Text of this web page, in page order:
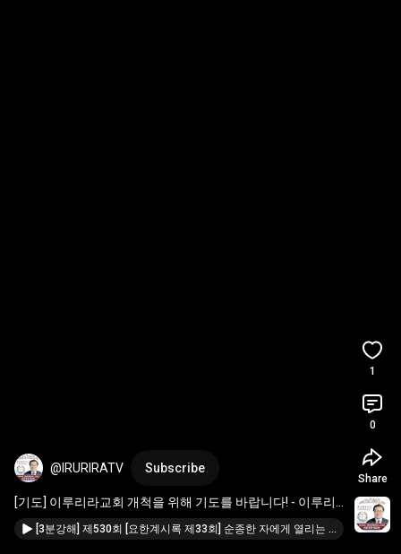
@IRURIRATV Subscribe
[기도] 이루리라교회 개척을 위해 기도를 바랍니다! - 이루리
라선교회 홍성필 목사
[3분강해] 제530회 [요한계시록 제33회] 순종한 자에게 열리는 문 - 이루리라선교회 홍성필 목사
1
0
Share